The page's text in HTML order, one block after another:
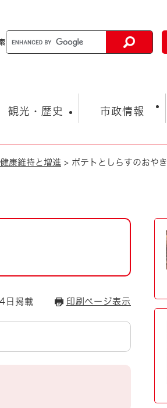
習・スポーツ まちづくり・協働
福祉・介護
観光・歴史 市政情報
総合計画
職員採用情報
プンデータ
健康維持と増進 > ポテトとしらすのおやき
日掲載 印刷ページ表示